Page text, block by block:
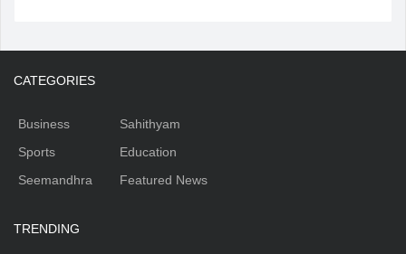
CATEGORIES
Business
Sports
Seemandhra
Sahithyam
Education
Featured News
TRENDING